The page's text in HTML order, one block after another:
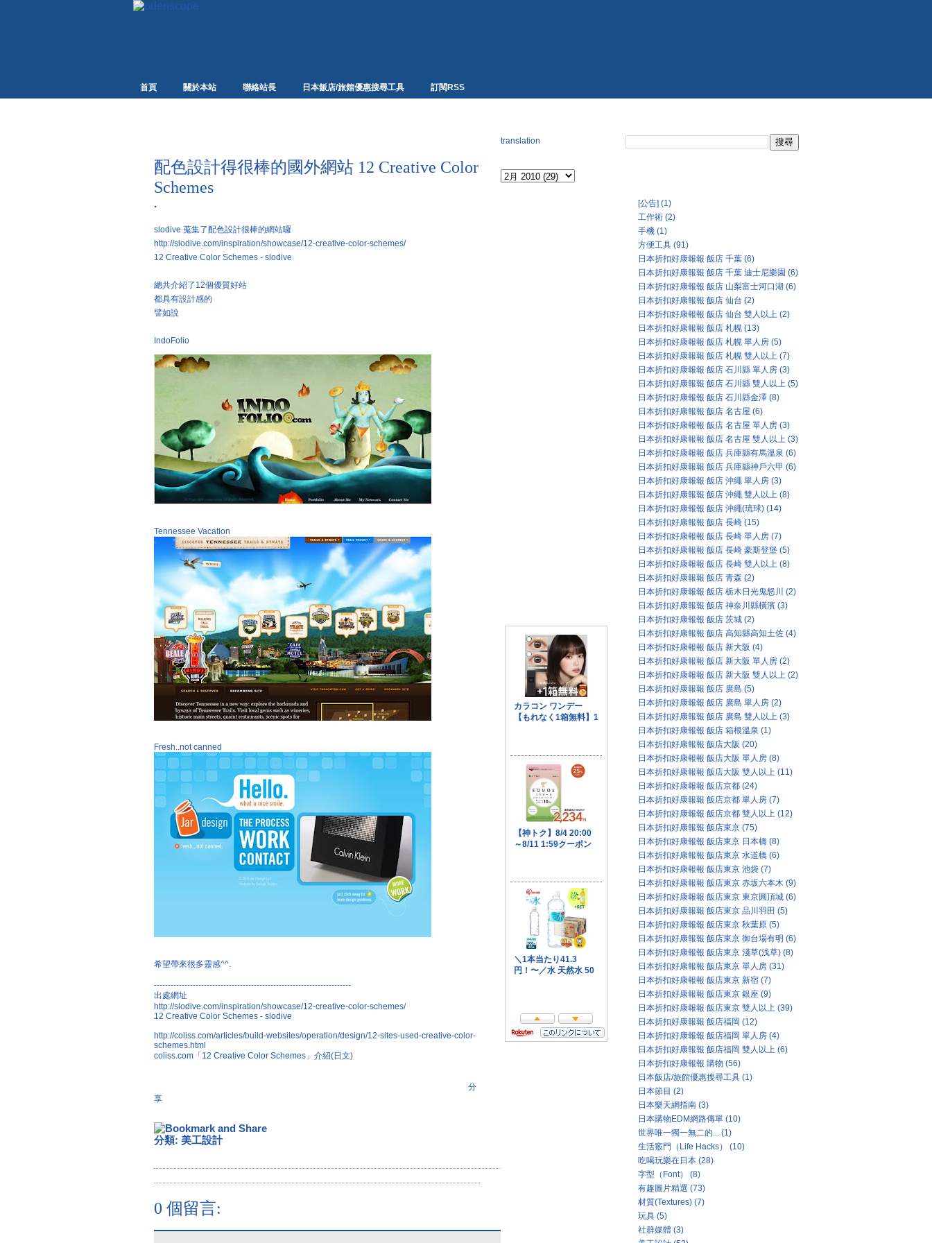
首頁 關於本站 聯絡站長 日本飯店/旅館優惠搜尋工具 訂閱RSS
配色設計得很棒的國外網站 12 Creative Color
Schemes
·
slodive 蒐集了配色設計很棒的網站囉
http://slodive.com/inspiration/showcase/12-creative-color-schemes/
12 Creative Color Schemes - slodive
總共介紹了12個優質好站
都具有設計感的
譬如說
IndoFolio
Tennessee Vacation
Fresh..not canned
希望帶來很多靈感^^.
-----------------------------------------------------------------------
出處網址
http://slodive.com/inspiration/showcase/12-creative-color-schemes/
12 Creative Color Schemes - slodive
http://coliss.com/articles/build-websites/operation/design/12-sites-used-creative-color-
schemes.html
coliss.com「12 Creative Color Schemes」介紹(日文)
分
享
分類: 美工設計
0 個留言:
translation
[公告] (1)
工作術 (2)
手機 (1)
方便工具 (91)
日本折扣好康報報 飯店 千葉 (6)
日本折扣好康報報 飯店 千葉 迪士尼樂園 (6)
日本折扣好康報報 飯店 山梨富士河口湖 (6)
日本折扣好康報報 飯店 仙台 (2)
日本折扣好康報報 飯店 仙台 雙人以上 (2)
日本折扣好康報報 飯店 札幌 (13)
日本折扣好康報報 飯店 札幌 單人房 (5)
日本折扣好康報報 飯店 札幌 雙人以上 (7)
日本折扣好康報報 飯店 石川縣 單人房 (3)
日本折扣好康報報 飯店 石川縣 雙人以上 (5)
日本折扣好康報報 飯店 石川縣金澤 (8)
日本折扣好康報報 飯店 名古屋 (6)
日本折扣好康報報 飯店 名古屋 單人房 (3)
日本折扣好康報報 飯店 名古屋 雙人以上 (3)
日本折扣好康報報 飯店 兵庫縣有馬溫泉 (6)
日本折扣好康報報 飯店 兵庫縣神戶六甲 (6)
日本折扣好康報報 飯店 沖繩 單人房 (3)
日本折扣好康報報 飯店 沖繩 雙人以上 (8)
日本折扣好康報報 飯店 沖繩(琉球) (14)
日本折扣好康報報 飯店 長崎 (15)
日本折扣好康報報 飯店 長崎 單人房 (7)
日本折扣好康報報 飯店 長崎 豪斯登堡 (5)
日本折扣好康報報 飯店 長崎 雙人以上 (8)
日本折扣好康報報 飯店 青森 (2)
日本折扣好康報報 飯店 栃木日光鬼怒川 (2)
日本折扣好康報報 飯店 神奈川縣橫濱 (3)
日本折扣好康報報 飯店 茨城 (2)
日本折扣好康報報 飯店 高知縣高知土佐 (4)
日本折扣好康報報 飯店 新大阪 (4)
日本折扣好康報報 飯店 新大阪 單人房 (2)
日本折扣好康報報 飯店 新大阪 雙人以上 (2)
日本折扣好康報報 飯店 廣島 (5)
日本折扣好康報報 飯店 廣島 單人房 (2)
日本折扣好康報報 飯店 廣島 雙人以上 (3)
日本折扣好康報報 飯店 箱根溫泉 (1)
日本折扣好康報報 飯店大阪 (20)
日本折扣好康報報 飯店大阪 單人房 (8)
日本折扣好康報報 飯店大阪 雙人以上 (11)
日本折扣好康報報 飯店京都 (24)
日本折扣好康報報 飯店京都 單人房 (7)
日本折扣好康報報 飯店京都 雙人以上 (12)
日本折扣好康報報 飯店東京 (75)
日本折扣好康報報 飯店東京 日本橋 (8)
日本折扣好康報報 飯店東京 水道橋 (6)
日本折扣好康報報 飯店東京 池袋 (7)
日本折扣好康報報 飯店東京 赤坂六本木 (9)
日本折扣好康報報 飯店東京 東京圓頂城 (6)
日本折扣好康報報 飯店東京 品川羽田 (5)
日本折扣好康報報 飯店東京 秋葉原 (5)
日本折扣好康報報 飯店東京 御台場有明 (6)
日本折扣好康報報 飯店東京 淺草(浅草) (8)
日本折扣好康報報 飯店東京 單人房 (31)
日本折扣好康報報 飯店東京 新宿 (7)
日本折扣好康報報 飯店東京 銀座 (9)
日本折扣好康報報 飯店東京 雙人以上 (39)
日本折扣好康報報 飯店福岡 (12)
日本折扣好康報報 飯店福岡 單人房 (4)
日本折扣好康報報 飯店福岡 雙人以上 (6)
日本折扣好康報報 購物 (56)
日本飯店/旅館優惠搜尋工具 (1)
日本節目 (2)
日本樂天網指南 (3)
日本購物EDM網路傳單 (10)
世界唯一獨一無二的... (1)
生活竅門（Life Hacks）
(10)
吃喝玩樂在日本 (28)
字型（Font）
(8)
有趣圖片精選 (73)
材質(Textures) (7)
玩具 (5)
社群媒體 (3)